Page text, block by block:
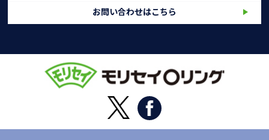
お問い合わせはこちら